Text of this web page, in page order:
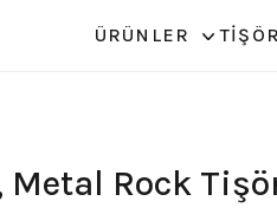
ÜRÜNLER
Rock